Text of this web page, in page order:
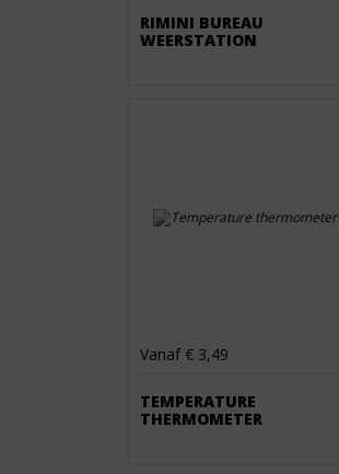
RIMINI BUREAU
WEERSTATION
Vanaf € 3,49
TEMPERATURE
THERMOMETER